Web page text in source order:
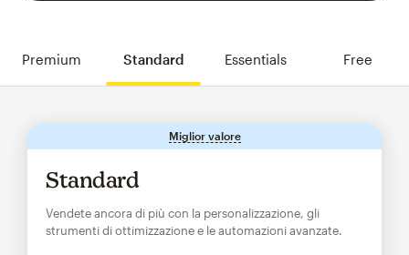
Premium Standard Essentials Free
Miglior valoretooltip
Standard
Vendete ancora di più con la personalizzazione, gli
strumenti di ottimizzazione e le automazioni avanzate.